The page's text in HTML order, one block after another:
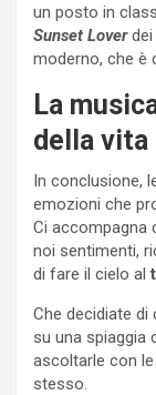
un posto in
Sunset Loverdei
moderno, che è
La
della vita
In conclusione,
emozioni che
Ci accompagna
noi sentimenti,
di fare il cielo al
Che decidiate
su una spiaggia
ascoltarle con
stesso.